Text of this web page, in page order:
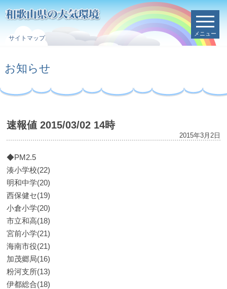
サイトマップ
メニュー
お知らせ
速報値 2015/03/02 14時
2015年3月2日
◆PM2.5
湊小学校(22)
明和中学(20)
西保健セ(19)
小倉小学(20)
市立和高(18)
宮前小学(21)
海南市役(21)
加茂郷局(16)
粉河支所(13)
伊都総合(18)